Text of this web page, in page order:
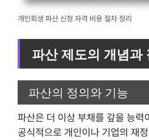
개인회생 파산 신청 자격 비용 절차 정리
파산 제도의 개념과
파산의 정의와 기능
파산은 더 이상 부채를 갚을 능력
공식적으로 개인이나 기업의 재